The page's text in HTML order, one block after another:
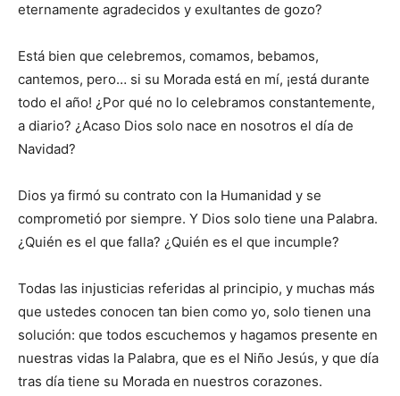
eternamente agradecidos y exultantes de gozo?
Está bien que celebremos, comamos, bebamos,
cantemos, pero… si su Morada está en mí, ¡está durante
todo el año! ¿Por qué no lo celebramos constantemente,
a diario? ¿Acaso Dios solo nace en nosotros el día de
Navidad?
Dios ya firmó su contrato con la Humanidad y se
comprometió por siempre. Y Dios solo tiene una Palabra.
¿Quién es el que falla? ¿Quién es el que incumple?
Todas las injusticias referidas al principio, y muchas más
que ustedes conocen tan bien como yo, solo tienen una
solución: que todos escuchemos y hagamos presente en
nuestras vidas la Palabra, que es el Niño Jesús, y que día
tras día tiene su Morada en nuestros corazones.